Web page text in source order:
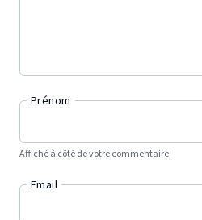
Prénom
Affiché à côté de votre commentaire.
Email